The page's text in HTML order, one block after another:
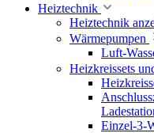
Heiztechnik
Heiztechnik
Wärmepumpen
Luft-
Heizkreissets
Einzel-3-